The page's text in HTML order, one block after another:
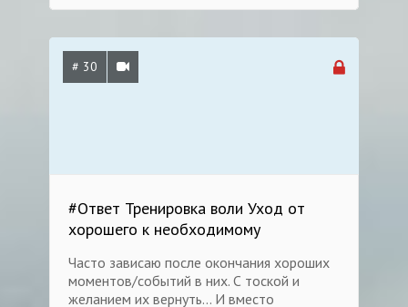
# 30
#Ответ Тренировка воли Уход от
хорошего к необходимому
Часто зависаю после окончания хороших
моментов/событий в них. С тоской и
желанием их вернуть... И вместо